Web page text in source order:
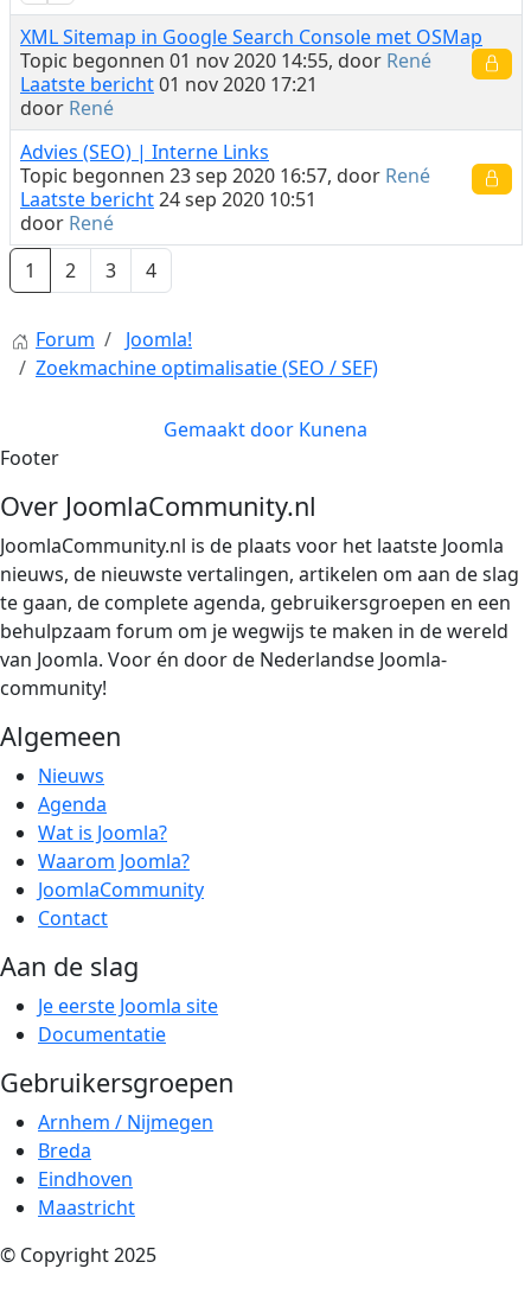
XML Sitemap in Google Search Console met OSMap
Topic begonnen 01 nov 2020 14:55, door René
Laatste bericht01 nov 2020 17:21
door René
Advies (SEO) | Interne Links
Topic begonnen 23 sep 2020 16:57, door René
Laatste bericht24 sep 2020 10:51
door René
1
2 3 4
Forum
Joomla!
Zoekmachine optimalisatie (SEO / SEF)
Gemaakt door Kunena
Footer
Over JoomlaCommunity.nl
JoomlaCommunity.nl is de plaats voor het laatste Joomla
nieuws, de nieuwste vertalingen, artikelen om aan de slag
te gaan, de complete agenda, gebruikersgroepen en een
behulpzaam forum om je wegwijs te maken in de wereld
van Joomla. Voor én door de Nederlandse Joomla-
community!
Algemeen
Nieuws
Agenda
Wat is Joomla?
Waarom Joomla?
JoomlaCommunity
Contact
Aan de slag
Je eerste Joomla site
Documentatie
Gebruikersgroepen
Arnhem / Nijmegen
Breda
Eindhoven
Maastricht
© Copyright 2025